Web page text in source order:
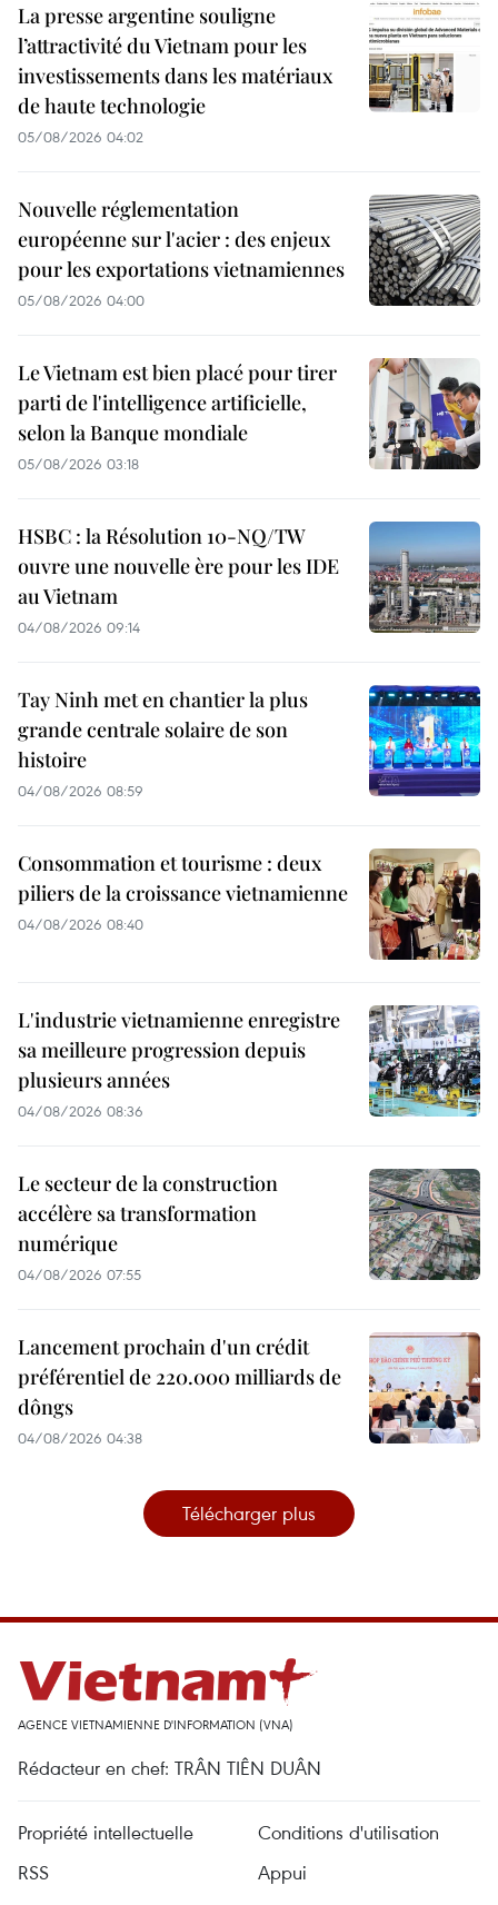
La presse argentine souligne
l’attractivité du Vietnam pour les
investissements dans les matériaux
de haute technologie
05/08/2026 04:02
Nouvelle réglementation
européenne sur l'acier : des enjeux
pour les exportations vietnamiennes
05/08/2026 04:00
Le Vietnam est bien placé pour tirer
parti de l'intelligence artificielle,
selon la Banque mondiale
05/08/2026 03:18
HSBC : la Résolution 10-NQ/TW
ouvre une nouvelle ère pour les IDE
au Vietnam
04/08/2026 09:14
Tay Ninh met en chantier la plus
grande centrale solaire de son
histoire
04/08/2026 08:59
Consommation et tourisme : deux
piliers de la croissance vietnamienne
04/08/2026 08:40
L'industrie vietnamienne enregistre
sa meilleure progression depuis
plusieurs années
04/08/2026 08:36
Le secteur de la construction
accélère sa transformation
numérique
04/08/2026 07:55
Lancement prochain d'un crédit
préférentiel de 220.000 milliards de
dôngs
04/08/2026 04:38
Télécharger plus
AGENCE VIETNAMIENNE D'INFORMATION (VNA)
Rédacteur en chef: TRÂN TIÊN DUÂN
Propriété intellectuelle
Conditions d'utilisation
RSS
Appui